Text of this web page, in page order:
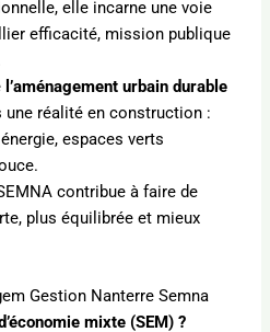
elle incarne une voie
efficacité, mission publique
l’aménagement urbain durable
une réalité en construction :
espaces verts
contribue à faire de
plus équilibrée et mieux
Gestion Nanterre Semna
mixte (SEM) ?